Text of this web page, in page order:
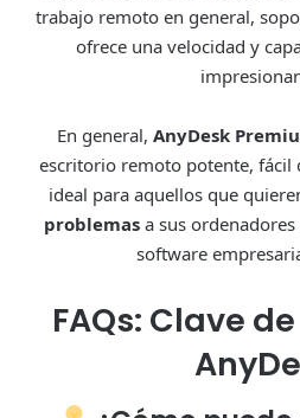
trabajo remoto en general,
ofrece una velocidad y
En general, AnyDesk
escritorio remoto potente, fácil
ideal para aquellos que
problemas a sus
software
FAQs: Clave